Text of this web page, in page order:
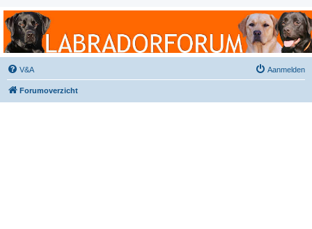
Labradorforum
Het gezelligste Labradorforum van Nederland en België!
V&A Aanmelden
Forumoverzicht